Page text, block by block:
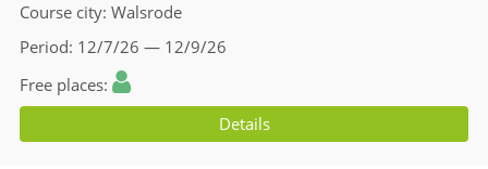
Course city Walsrode
Period 12/7/26 — 12/9/26
Free places
Details